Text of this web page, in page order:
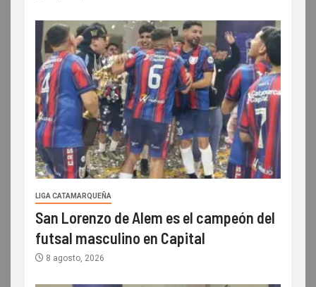
LIGA CATAMARQUEÑA
San Lorenzo de Alem es el campeón del
futsal masculino en Capital
8 agosto, 2026